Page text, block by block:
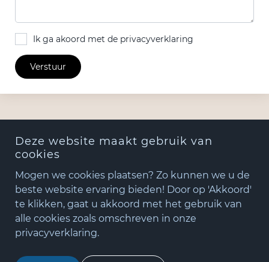
Deze website maakt gebruik van
cookies
Mogen we cookies plaatsen? Zo kunnen we u de
beste website ervaring bieden! Door op 'Akkoord'
te klikken, gaat u akkoord met het gebruik van
alle cookies zoals omschreven in onze
privacyverklaring.
+31(0)348 - 75 06 82
matude@matude.nl
zoeken
Ik ga akoord met de privacyverklaring
Verstuur